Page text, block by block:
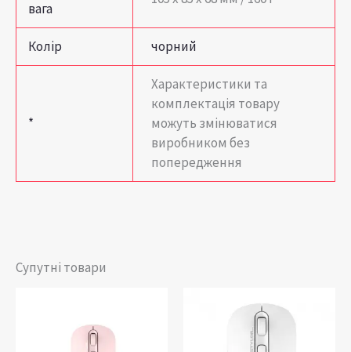
вага
Колір чорний
*
Характеристики та
комплектація товару
можуть змінюватися
виробником без
попередження
Супутні товари